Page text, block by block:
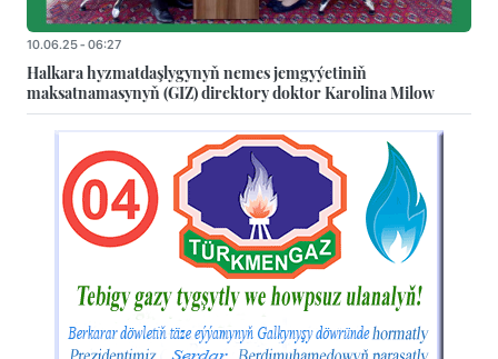
10.06.25 - 06:27
Halkara hyzmatdaşlygynyň nemes jemgyýetiniň
maksatnamasynyň (GIZ) direktory doktor Karolina Milow